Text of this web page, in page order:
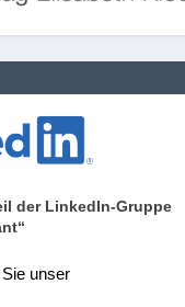
der LinkedIn-Gruppe
unser